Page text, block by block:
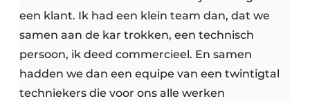
een klant. Ik had een klein team dan, dat we
samen aan de kar trokken, een technisch
persoon, ik deed commercieel. En samen
hadden we dan een equipe van een twintigtal
techniekers die voor ons alle werken